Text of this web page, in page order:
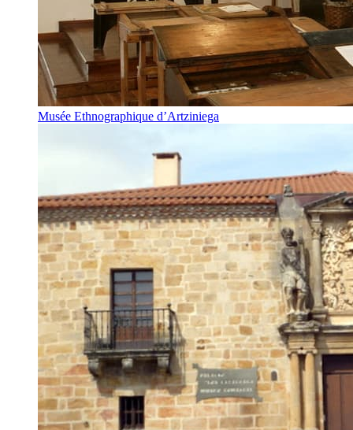
Musée Ethnographique d’Artziniega